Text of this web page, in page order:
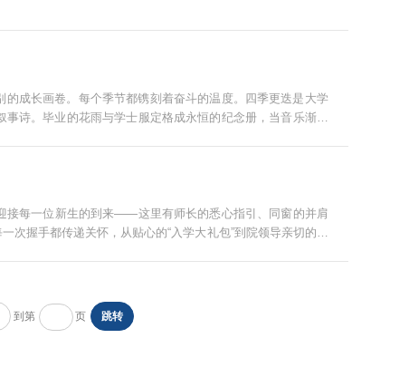
成长画卷。每个季节都镌刻着奋斗的温度。四季更迭是大学
诗。毕业的花雨与学士服定格成永恒的纪念册，当音乐渐隐
接每一位新生的到来——这里有师长的悉心指引、同窗的并肩
次握手都传递关怀，从贴心的“入学大礼包”到院领导亲切的问
到第 页 跳转